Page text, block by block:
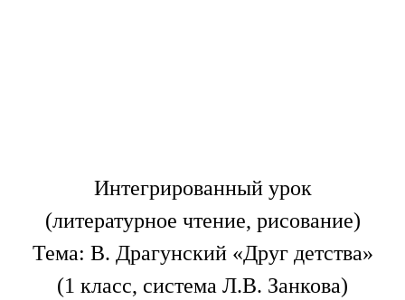
Интегрированный урок
(литературное чтение, рисование)
Тема: В. Драгунский «Друг детства»
(1 класс, система Л.В. Занкова)